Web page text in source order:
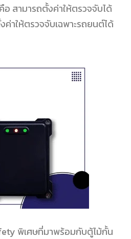
สามารถตั้งค่าให้ตรวจจับได้
าให้ตรวจจับเฉพาะรถยนต์ได้
พิเศษที่มาพร้อมกับตู้ไม้กั้น